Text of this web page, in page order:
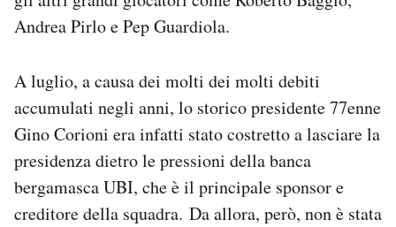
Area Personale
Notifiche mobile
Regala il Post
Hai bisogno di aiuto?
Esci
Andrea Pirlo e Pep Guardiola.
A luglio, a causa dei molti dei molti debiti
accumulati negli anni, lo storico presidente 77enne
Gino Corioni era infatti stato costretto a lasciare la
presidenza dietro le pressioni della banca
bergamasca UBI, che è il principale sponsor e
creditore della squadra. Da allora, però, non è stata